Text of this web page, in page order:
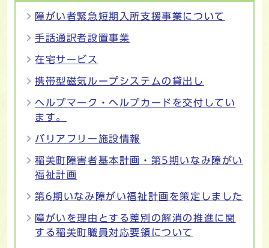
障がい者緊急短期入所支援事業について
手話通訳者設置事業
在宅サービス
携帯型磁気ループシステムの貸出し
ヘルプマーク・ヘルプカードを交付してい
ます。
バリアフリー施設情報
稲美町障害者基本計画・第5期いなみ障がい
福祉計画
第6期いなみ障がい福祉計画を策定しました
障がいを理由とする差別の解消の推進に関
する稲美町職員対応要領について